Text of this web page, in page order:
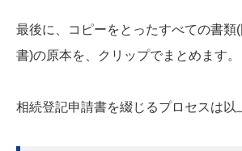
最後に、コピーをとったすべての書類
書)の原本を、クリップでまとめます。
相続登記申請書を綴じるプロセスは以